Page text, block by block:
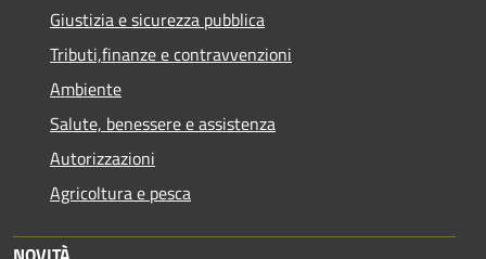
Giustizia e sicurezza pubblica
Tributi,finanze e contravvenzioni
Ambiente
Salute, benessere e assistenza
Autorizzazioni
Agricoltura e pesca